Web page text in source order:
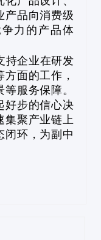
产品向消费级
力的产品体
企业在研发
面的工作，
服务保障。
好步的信心决
集聚产业链上
闭环，为副中